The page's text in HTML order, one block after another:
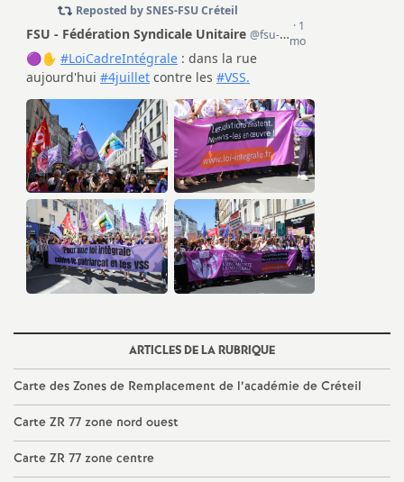
d
e
s
E
n
s
e
i
g
n
ARTICLES DE LA RUBRIQUE
Carte des Zones de Remplacement de l’académie de Créteil
Carte ZR 77 zone nord ouest
Carte ZR 77 zone centre